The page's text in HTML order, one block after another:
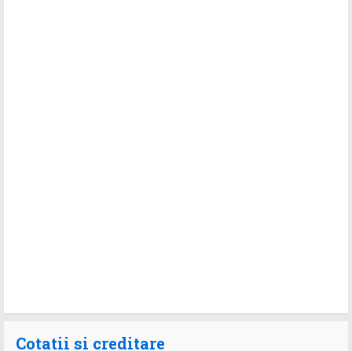
Cotatii si creditare